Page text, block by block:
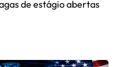
de estágio abertas